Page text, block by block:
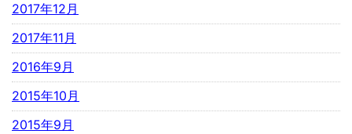
2017年12月
2017年11月
2016年9月
2015年10月
2015年9月